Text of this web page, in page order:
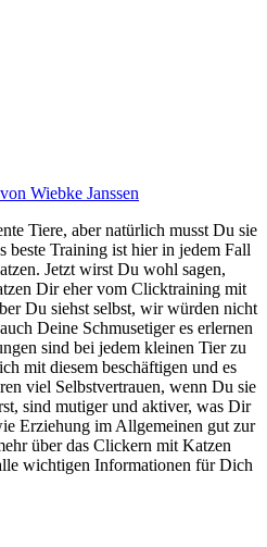
Wiebke Janssen
Tiere, aber natürlich musst Du sie
beste Training ist hier in jedem Fall
Jetzt wirst Du wohl sagen,
Dir eher vom Clicktraining mit
Du siehst selbst, wir würden nicht
Deine Schmusetiger es erlernen
sind bei jedem kleinen Tier zu
mit diesem beschäftigen und es
viel Selbstvertrauen, wenn Du sie
sind mutiger und aktiver, was Dir
Erziehung im Allgemeinen gut zur
über das Clickern mit Katzen
wichtigen Informationen für Dich